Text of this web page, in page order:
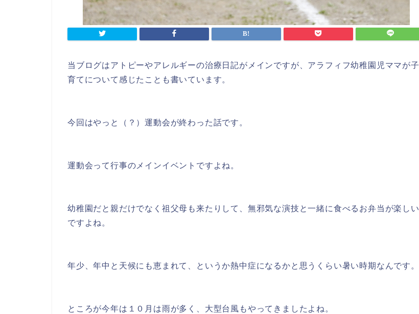
当ブログはアトピーやアレルギーの治療日記がメインですが、アラフィフ幼稚園児ママが子
育てについて感じたことも書いています。
今回はやっと（？）運動会が終わった話です。
運動会って行事のメインイベントですよね。
幼稚園だと親だけでなく祖父母も来たりして、無邪気な演技と一緒に食べるお弁当が楽しい
ですよね。
年少、年中と天候にも恵まれて、というか熱中症になるかと思うくらい暑い時期なんです。
ところが今年は１０月は雨が多く、大型台風もやってきましたよね。